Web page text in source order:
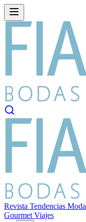
Revista Tendencias Moda
Gourmet Viajes